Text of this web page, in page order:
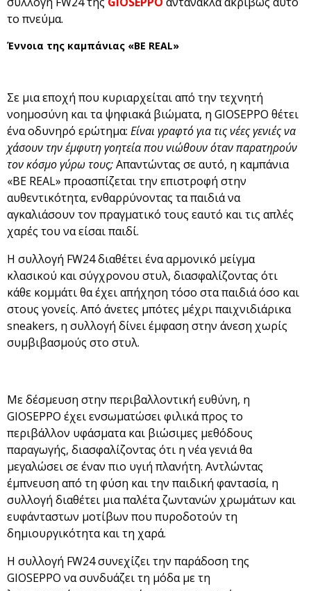
το πνεύμα.
Έννοια της καμπάνιας «BE REAL»
Σε μια εποχή που κυριαρχείται από την τεχνητή
νοημοσύνη και τα ψηφιακά βιώματα, η GIOSEPPO θέτει
ένα οδυνηρό ερώτημα: Είναι γραφτό για τις νέες γενιές να
χάσουν την έμφυτη γοητεία που νιώθουν όταν παρατηρούν
τον κόσμο γύρω τους;Απαντώντας σε αυτό, η καμπάνια
«BE REAL» προασπίζεται την επιστροφή στην
αυθεντικότητα, ενθαρρύνοντας τα παιδιά να
αγκαλιάσουν τον πραγματικό τους εαυτό και τις απλές
χαρές του να είσαι παιδί.
Η συλλογή FW24 διαθέτει ένα αρμονικό μείγμα
κλασικού και σύγχρονου στυλ, διασφαλίζοντας ότι
κάθε κομμάτι θα έχει απήχηση τόσο στα παιδιά όσο και
στους γονείς. Από άνετες μπότες μέχρι παιχνιδιάρικα
sneakers, η συλλογή δίνει έμφαση στην άνεση χωρίς
συμβιβασμούς στο στυλ.
Με δέσμευση στην περιβαλλοντική ευθύνη, η
GIOSEPPO έχει ενσωματώσει φιλικά προς το
περιβάλλον υφάσματα και βιώσιμες μεθόδους
παραγωγής, διασφαλίζοντας ότι η νέα γενιά θα
μεγαλώσει σε έναν πιο υγιή πλανήτη. Αντλώντας
έμπνευση από τη φύση και την παιδική φαντασία, η
συλλογή διαθέτει μια παλέτα ζωντανών χρωμάτων και
ευφάνταστων μοτίβων που πυροδοτούν τη
δημιουργικότητα και τη χαρά.
Η συλλογή FW24 συνεχίζει την παράδοση της
GIOSEPPO να συνδυάζει τη μόδα με τη